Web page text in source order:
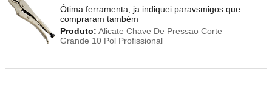
Ótima ferramenta, ja indiquei paravsmigos que
compraram também
Produto: Alicate Chave De Pressao Corte
Grande 10 Pol Profissional